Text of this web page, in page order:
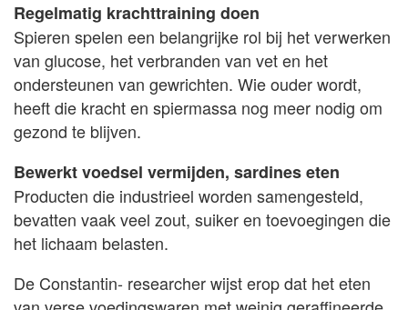
Regelmatig krachttraining doen
Spieren spelen een belangrijke rol bij het verwerken
van glucose, het verbranden van vet en het
ondersteunen van gewrichten. Wie ouder wordt,
heeft die kracht en spiermassa nog meer nodig om
gezond te blijven.
Bewerkt voedsel vermijden, sardines eten
Producten die industrieel worden samengesteld,
bevatten vaak veel zout, suiker en toevoegingen die
het lichaam belasten.
De Constantin- researcher wijst erop dat het eten